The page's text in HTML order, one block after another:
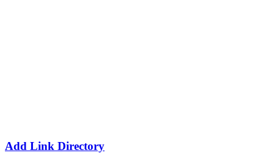
Add Link Directory